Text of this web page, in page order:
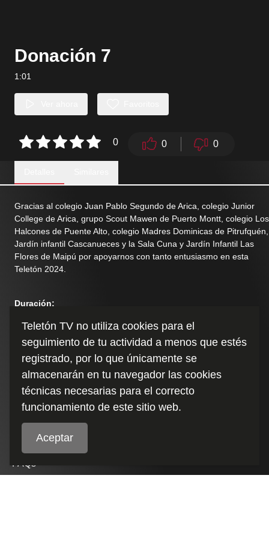
Donación 7
1:01
0 0 0
Gracias al colegio Juan Pablo Segundo de Arica, colegio Junior
College de Arica, grupo Scout Mawen de Puerto Montt, colegio Los
Halcones de Puente Alto, colegio Madres Dominicas de Pitrufquén,
Jardín infantil Cascanueces y la Sala Cuna y Jardín Infantil Las
Flores de Maipú por apoyarnos con tanto entusiasmo en esta
Teletón 2024.
Duración:
Políticas de cookies
FAQs
Teletón TV no utiliza cookies para el
seguimiento de tu actividad a menos que estés
registrado, por lo que únicamente se
almacenarán en tu navegador las cookies
técnicas necesarias para el correcto
funcionamiento de este sitio web.
Aceptar